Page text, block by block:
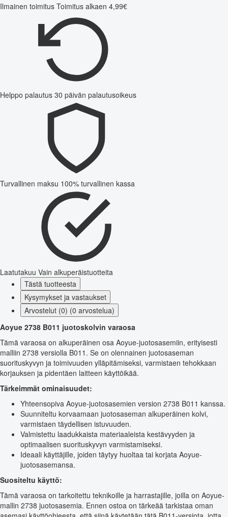
Ilmainen toimitus Toimitus alkaen 4,99€
Helppo palautus 30 päivän palautusoikeus
Turvallinen maksu 100% turvallinen kassa
Laatutakuu Vain alkuperäistuotteita
Tästä tuotteesta
Kysymykset ja vastaukset
Arvostelut (0) (0 arvostelua)
Aoyue 2738 B011 juotoskolvin varaosa
Tämä varaosa on alkuperäinen osa Aoyue-juotosasemiin, erityisesti
malliin 2738 versiolla B011. Se on olennainen juotosaseman
suorituskyvyn ja toimivuuden ylläpitämiseksi, varmistaen tehokkaan
korjauksen ja pidentäen laitteen käyttöikää.
Tärkeimmät ominaisuudet:
Yhteensopiva Aoyue-juotosasemien version 2738 B011 kanssa.
Suunniteltu korvaamaan juotosaseman alkuperäinen kolvi,
varmistaen täydellisen istuvuuden.
Valmistettu laadukkaista materiaaleista kestävyyden ja
optimaalisen suorituskyvyn varmistamiseksi.
Ideaali käyttäjille, joiden täytyy huoltaa tai korjata Aoyue-
juotosasemansa.
Suositeltu käyttö:
Tämä varaosa on tarkoitettu teknikoille ja harrastajille, joilla on Aoyue-
mallin 2738 juotosasemia. Ennen ostoa on tärkeää tarkistaa oman